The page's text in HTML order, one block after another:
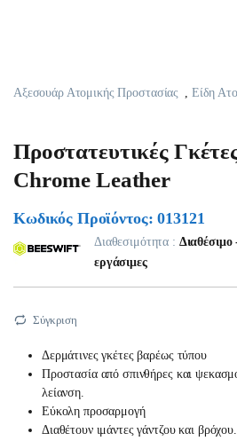
Αξεσουάρ Ατομικής Προστασίας Είδη
Προστατευτικές
Chrome Leather
Κωδικός Προϊόντος: 013121
Διαθεσιμότητα :
εργάσιμες
Σύγκριση
Δερμάτινες γκέτες βαρέως τύπου
Προστασία από σπινθήρες και
λείανση.
Εύκολη προσαρμογή
Διαθέτουν ιμάντες γάντζου και βρόχου.